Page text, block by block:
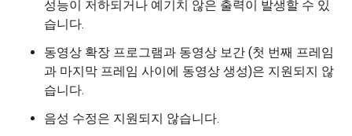
성능이 저하되거나 예기치 않은 출력이 발생할 수 있
습니다.
동영상 확장 프로그램과 동영상 보간 (첫 번째 프레임
과 마지막 프레임 사이에 동영상 생성)은 지원되지 않
습니다.
음성 수정은 지원되지 않습니다.